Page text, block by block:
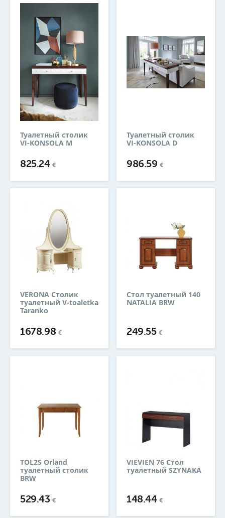
Туалетный столик
VI-KONSOLA M
825.24€
Туалетный столик
VI-KONSOLA D
986.59€
VERONA Столик
туалетный V-toaletka
Taranko
1678.98 €
Стол туалетный 140
NATALIA BRW
249.55€
TOL2S Orland
туалетный столик
BRW
529.43€
VIEVIEN 76 Стол
туалетный SZYNAKA
148.44€